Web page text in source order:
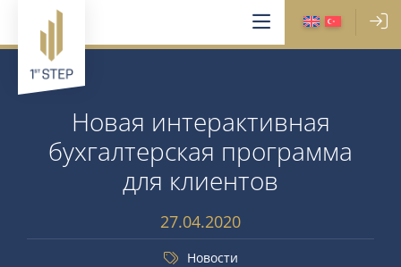
Новая интерактивная
бухгалтерская программа
для клиентов
27.04.2020
Новости